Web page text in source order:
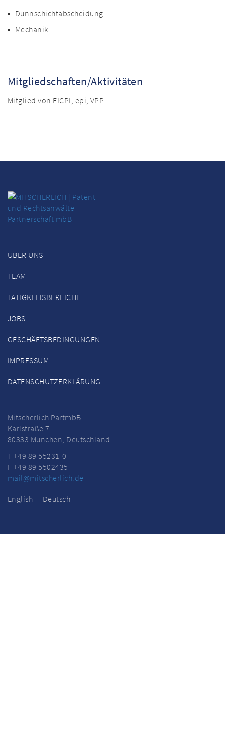
Dünnschichtabscheidung
Mechanik
Mitgliedschaften/Aktivitäten
Mitglied von FICPI, epi, VPP
ÜBER UNS
TEAM
TÄTIGKEITSBEREICHE
JOBS
GESCHÄFTSBEDINGUNGEN
IMPRESSUM
DATENSCHUTZERKLÄRUNG
Mitscherlich PartmbB
Karlstraße 7
80333 München, Deutschland
T +49 89 55231-0
F +49 89 5502435
mail@mitscherlich.de
English Deutsch